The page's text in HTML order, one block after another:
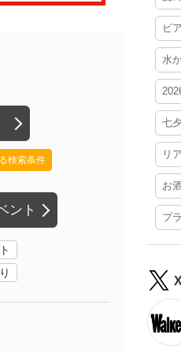
ント
検索条件
ビ
水
七
リ
お
プ